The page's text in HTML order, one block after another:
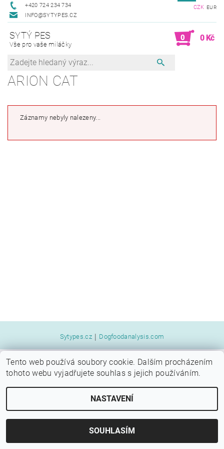
+420 724 234 734
INFO@SYTYPES.CZ
CZK EUR
SYTÝ PES
Vše pro vaše miláčky
0 0 Kč
ARION CAT
Záznamy nebyly nalezeny...
Sytypes.cz | Dogfoodanalysis.com
2026 © SYTÝ PES, všechna práva vyhrazena
Vytvořil Shoptet
Tento web používá soubory cookie. Dalším procházením
tohoto webu vyjadřujete souhlas s jejich používáním.
NASTAVENÍ
SOUHLASÍM